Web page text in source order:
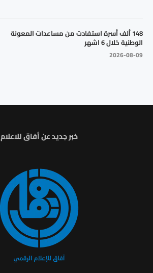
148 ألف أسرة استفادت من مساعدات المعونة
الوطنية خلال 6 اشهر
2026-08-09
خبر جديد عن أفاق للاعلام